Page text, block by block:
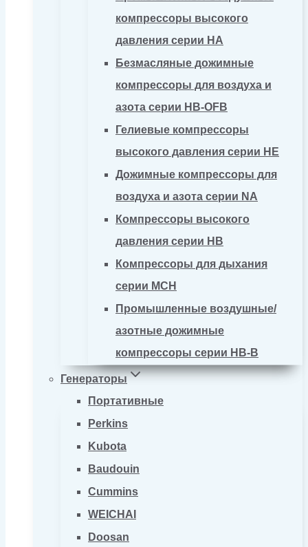
компрессоры высокого
давления серии HA
Безмасляные дожимные
компрессоры для воздуха и
азота серии HB-OFB
Гелиевые компрессоры
высокого давления серии HE
Дожимные компрессоры для
воздуха и азота серии NA
Компрессоры высокого
давления серии HB
Компрессоры для дыхания
серии MCH
Промышленные воздушные/
азотные дожимные
компрессоры серии HB-B
Генераторы
Портативные
Perkins
Kubota
Baudouin
Cummins
WEICHAI
Doosan